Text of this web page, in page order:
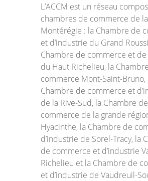
L’ACCM est un réseau
chambres de commerce de la
Montérégie : la Chambre de
et d’industrie du Grand
Chambre de commerce et de
du Haut Richelieu, la
commerce Mont-Saint-Bruno,
Chambre de commerce et
de la Rive-Sud, la Chambre de
commerce de la grande
Hyacinthe, la Chambre de
d’industrie de Sorel-Tracy, la
de commerce et d’industrie
Richelieu et la Chambre de
et d’industrie de Vaudreuil-